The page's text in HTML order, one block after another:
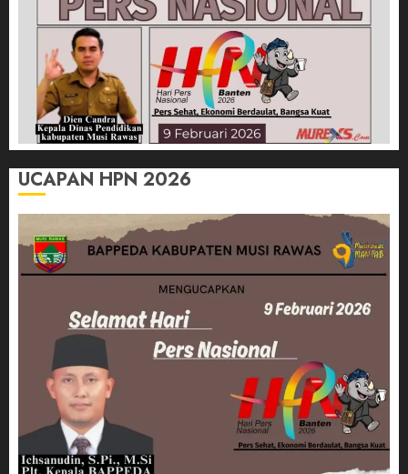
UCAPAN HPN 2026